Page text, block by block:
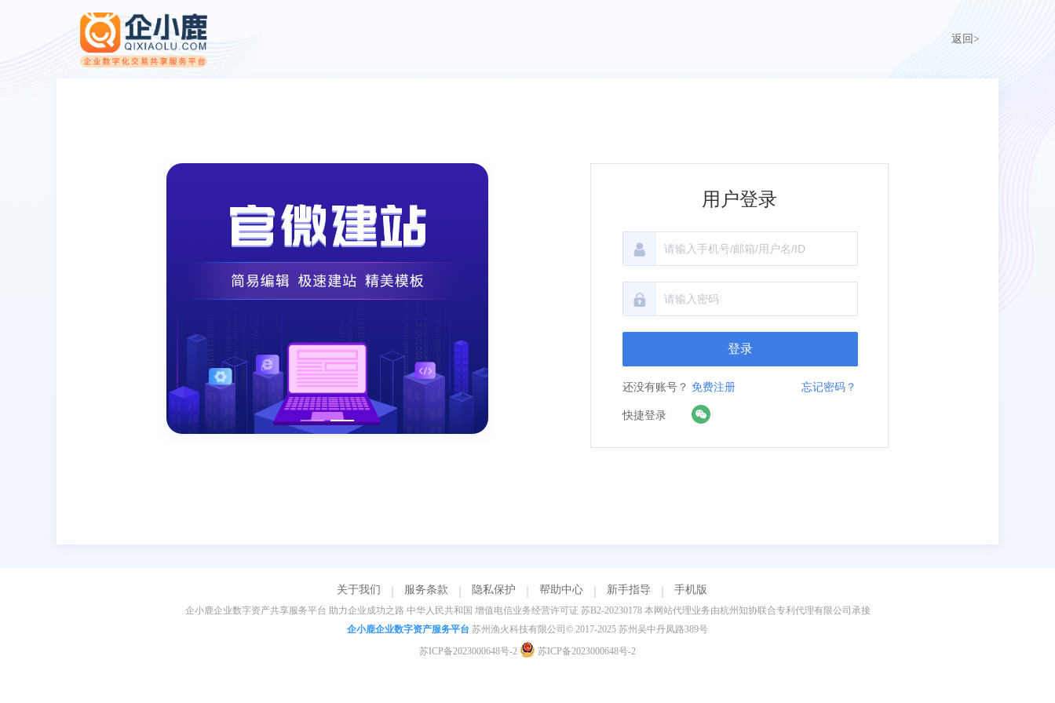
返回>
用户登录
登录
还没有账号？ 免费注册 忘记密码？
快捷登录
关于我们 服务条款 隐私保护 帮助中心 新手指导 手机版
企小鹿企业数字资产共享服务平台 助力企业成功之路 中华人民共和国 增值电信业务经营许可证 苏B2-20230178 本网站代理业务由杭州知协联合专利代理有限公司承接
企小鹿企业数字资产服务平台 苏州渔火科技有限公司© 2017-2025 苏州吴中丹凤路389号
苏ICP备2023000648号-2
苏ICP备2023000648号-2